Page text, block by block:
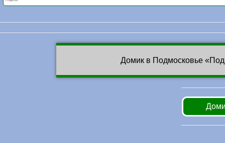
Домик в Подмосковье